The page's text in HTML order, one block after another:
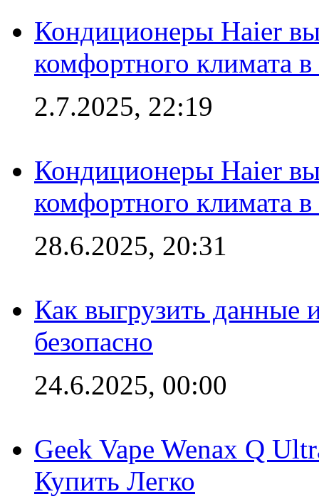
Кондиционеры Haier
комфортного климата
2.7.2025, 22:19
Кондиционеры Haier
комфортного климата
28.6.2025, 20:31
Как выгрузить данные
безопасно
24.6.2025, 00:00
Geek Vape Wenax Q
Купить Легко